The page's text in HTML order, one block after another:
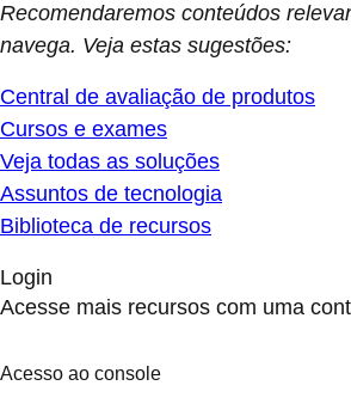
Recomendaremos conteúdos
navega. Veja estas sugestões:
Central de avaliação de produtos
Cursos e exames
Veja todas as soluções
Assuntos de tecnologia
Biblioteca de recursos
Login
Acesse mais recursos com uma
Acesso ao console